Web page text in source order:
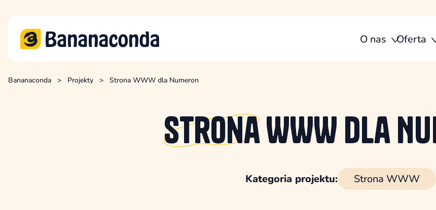
O nas Oferta
Bananaconda > Projekty > Strona WWW dla Numeron
StronaWWW dla
Kategoria projektu: Strona WWW